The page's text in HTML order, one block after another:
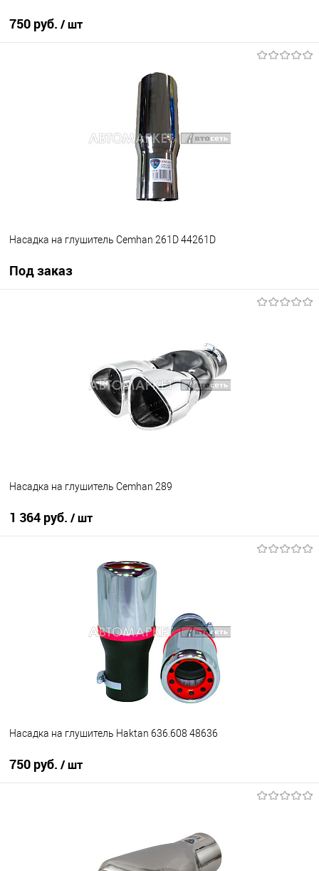
750 руб. / шт
Насадка на глушитель Cemhan 261D 44261D
Под заказ
Под заказ
Насадка на глушитель Cemhan 289
1 364 руб. / шт
Насадка на глушитель Haktan 636.608 48636
750 руб. / шт
В наличии